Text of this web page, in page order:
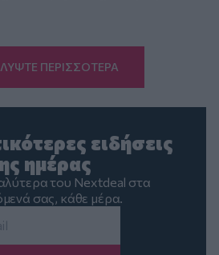
ΠΕΡΙΣΣΟΤΕΡΑ
ειδήσεις
ημέρας
του Nextdeal στα
σας, κάθε μέρα.